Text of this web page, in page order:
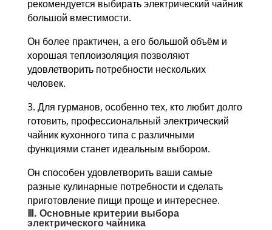
рекомендуется выбирать электрический чайник
большой вместимости.
Он более практичен, а его большой объём и
хорошая теплоизоляция позволяют
удовлетворить потребности нескольких
человек.
3. Для гурманов, особенно тех, кто любит долго
готовить, профессиональный электрический
чайник кухонного типа с различными
функциями станет идеальным выбором.
Он способен удовлетворить ваши самые
разные кулинарные потребности и сделать
приготовление пищи проще и интереснее.
Ⅲ. Основные критерии выбора
электрического чайника